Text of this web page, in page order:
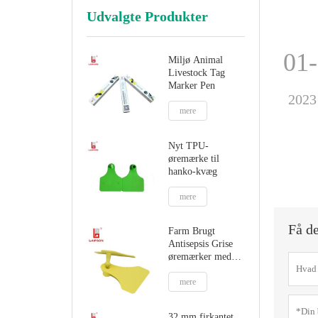
Udvalgte Produkter
Miljø Animal
Livestock Tag
Marker Pen
mere
Nyt TPU-
øremærke til
hanko-kvæg
mere
Farm Brugt
Antisepsis Grise
øremærker med
plastik spids
mere
2023
Få